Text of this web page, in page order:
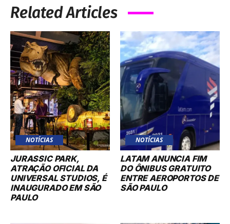
Related Articles
NOTÍCIAS
JURASSIC PARK,
ATRAÇÃO OFICIAL DA
UNIVERSAL STUDIOS, É
INAUGURADO EM SÃO
PAULO
NOTÍCIAS
LATAM ANUNCIA FIM
DO ÔNIBUS GRATUITO
ENTRE AEROPORTOS DE
SÃO PAULO